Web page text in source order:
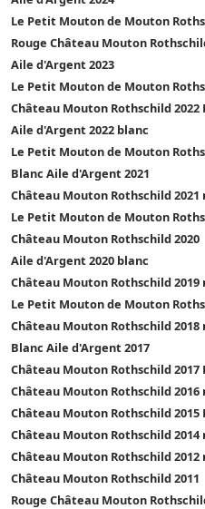
Le Petit Mouton de Mouton
Rouge Château Mouton
Aile d'Argent 2023
Le Petit Mouton de Mouton
Château Mouton Rothschild 2022
Aile d'Argent 2022 blanc
Le Petit Mouton de Mouton
Blanc Aile d'Argent 2021
Château Mouton Rothschild 2021
Le Petit Mouton de Mouton
Château Mouton Rothschild 2020
Aile d'Argent 2020 blanc
Château Mouton Rothschild 2019
Le Petit Mouton de Mouton
Château Mouton Rothschild 2018
Blanc Aile d'Argent 2017
Château Mouton Rothschild 2017
Château Mouton Rothschild 2016
Château Mouton Rothschild 2015
Château Mouton Rothschild 2014
Château Mouton Rothschild 2012
Château Mouton Rothschild 2011
Rouge Château Mouton